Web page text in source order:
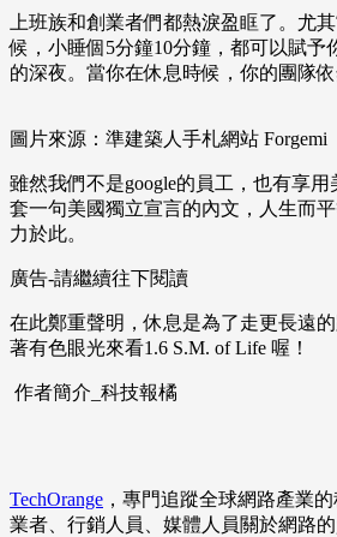
上班族和創業者們都熱淚盈眶了。尤
候，小睡個5分鐘10分鐘，都可以賦予
的深夜。當你在休息時候，你的團隊
圖片來源：準建築人手札網站 Forgemi
雖然我們不是google的員工，也有享用
套一句美國獨立宣言的內文，人生而
力於此。
廣告-請繼續往下閱讀
在此鄭重聲明，休息是為了走更長遠
著有色眼光來看1.6 S.M. of Life 喔！
作者簡介_科技報橘
TechOrange ，專門追蹤全球網路產業
業者、行銷人員、媒體人員關於網路